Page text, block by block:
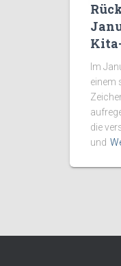
Im
einem
die
und